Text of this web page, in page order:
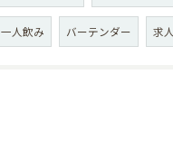
一人飲み バーテンダー 求人